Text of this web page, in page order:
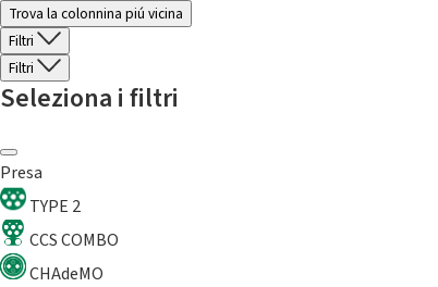
Trova la colonnina piú vicina
Filtri
Filtri
Seleziona i filtri
Presa
TYPE 2
CCS COMBO
CHAdeMO